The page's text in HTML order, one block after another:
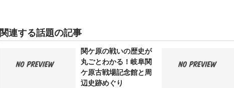
関連する話題の記事
関ケ原の戦いの歴史が
丸ごとわかる！岐阜関
ケ原古戦場記念館と周
辺史跡めぐり